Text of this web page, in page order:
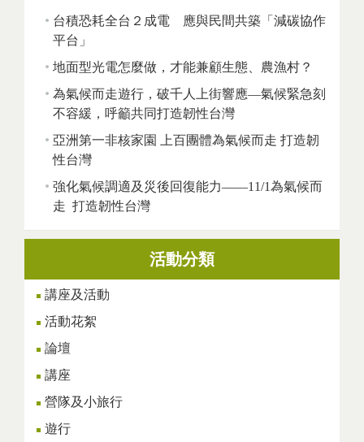
台積恐耗全台２成電 應與民間共築「減碳協作
平台」
地面型光電怎麼做，才能兼顧生態、農漁村？
為氣候而走遊行，破千人上街響應—氣候緊急刻
不容緩，呼籲共同打造韌性台灣
亞洲第一非核家園 上百團體為氣候而走 打造韌
性台灣
強化氣候調適及災後回復能力——11/1為氣候而
走 打造韌性台灣
活動分類
講座及活動
活動花絮
論壇
講座
營隊及小旅行
遊行